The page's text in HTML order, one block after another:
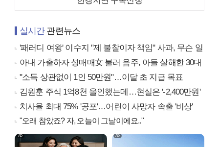
실시간관련뉴스
'패러디 여왕' 이수지 "제 불찰이자 책임" 사과, 무슨 일
아내 가출하자 성매매女 불러 음주, 아들 살해한 30대
"소득 상관없이 1인 50만원"…이달 초 지급 목표
김원훈 주식 1억8천 올인했는데…현실은 '-2,400만원'
치사율 최대 75% '공포'…어린이 사망자 속출 '비상'
"오래 참았죠? 자, 오늘이 그날이에요.."